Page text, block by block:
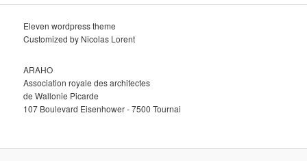
Eleven wordpress theme
Customized by Nicolas Lorent
ARAHO
Association royale des architectes
de Wallonie Picarde
107 Boulevard Eisenhower - 7500 Tournai